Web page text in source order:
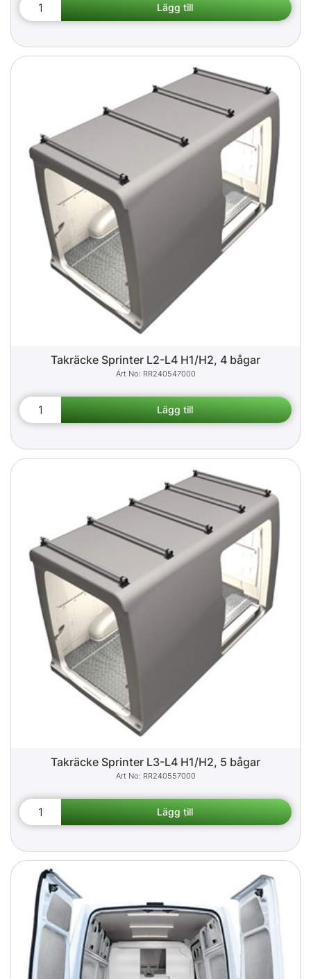
Takräcke Sprinter L2-L4 H1/H2, 4 bågar
RR240547000
Takräcke Sprinter L3-L4 H1/H2, 5 bågar
RR240557000